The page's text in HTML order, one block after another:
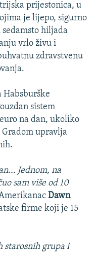
prijestonica, u
je lijepo, sigurno
hiljada
vrlo živu i
zdravstvenu
Habsburške
sistem
na dan, ukoliko
upravlja
Jednom, na
sam više od 10
Dawn
firme koji je 15
starosnih grupa i